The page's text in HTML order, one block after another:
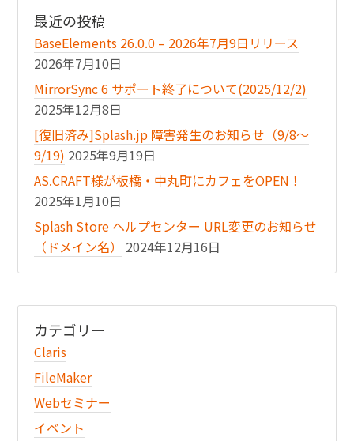
最近の投稿
BaseElements 26.0.0 – 2026年7月9日リリース
2026年7月10日
MirrorSync 6 サポート終了について(2025/12/2)
2025年12月8日
[復旧済み]Splash.jp 障害発生のお知らせ（9/8〜
9/19) 2025年9月19日
AS.CRAFT様が板橋・中丸町にカフェをOPEN！
2025年1月10日
Splash Store ヘルプセンター URL変更のお知らせ
（ドメイン名）
2024年12月16日
カテゴリー
Claris
FileMaker
Webセミナー
イベント